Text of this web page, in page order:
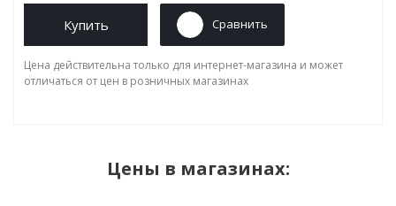
Купить Сравнить
Цена действительна только для интернет-магазина и может
отличаться от цен в розничных магазинах
Цены в магазинах: